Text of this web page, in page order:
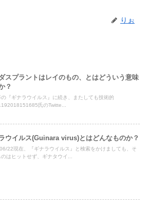
りぉ
スプラントはレイのもの、とはどういう意味
？
『ギナラウイルス』に続き、またしても技術的
氏のTwitte...
ウイルス(Guinara virus)とはどんなものか？
22現在、『ギナラウイルス』と検索をかけましても、そ
のはヒットせず、ギナタウイ...